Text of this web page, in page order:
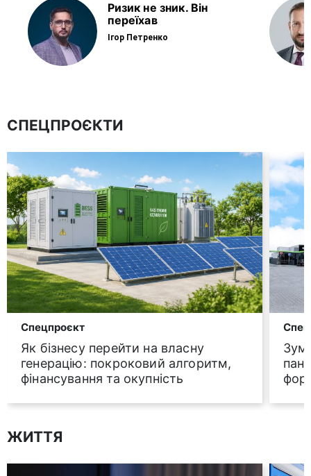
Ризик не зник. Він
переїхав
Ігор Петренко
СПЕЦПРОЄКТИ
Спецпроєкт
Як бізнесу перейти на власну
генерацію: покроковий алгоритм,
фінансування та окупність
ЖИТТЯ